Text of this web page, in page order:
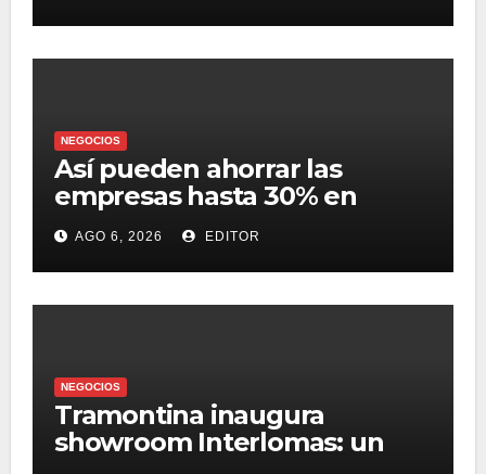
NEGOCIOS
Así pueden ahorrar las
empresas hasta 30% en
presupuesto
AGO 6, 2026 EDITOR
NEGOCIOS
Tramontina inaugura
showroom Interlomas: un